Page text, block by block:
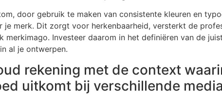
door gebruik te maken van consistente kleuren en
je merk. Dit zorgt voor herkenbaarheid, versterkt de
merkimago. Investeer daarom in het definiëren van de
al je ontwerpen.
rekening met de context
uitkomt bij verschillende